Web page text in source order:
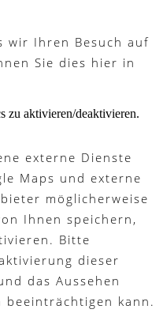
wir Ihren Besuch auf
Sie dies hier in
zu aktivieren/deaktivieren.
externe Dienste
Maps und externe
möglicherweise
Ihnen speichern,
Bitte
dieser
das Aussehen
beeinträchtigen kann.